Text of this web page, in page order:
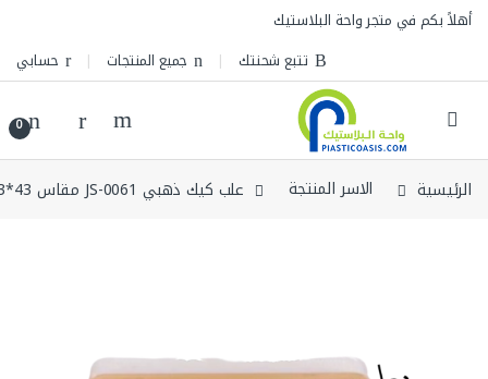
Skip to navigation
Skip to content
أهلاً بكم في متجر واحة البلاستيك
تتبع شحنتك
جميع المنتجات حسابي
0
الرئيسية الاسر المنتجة علب كيك ذهبي JS-0061 مقاس 43*23سم